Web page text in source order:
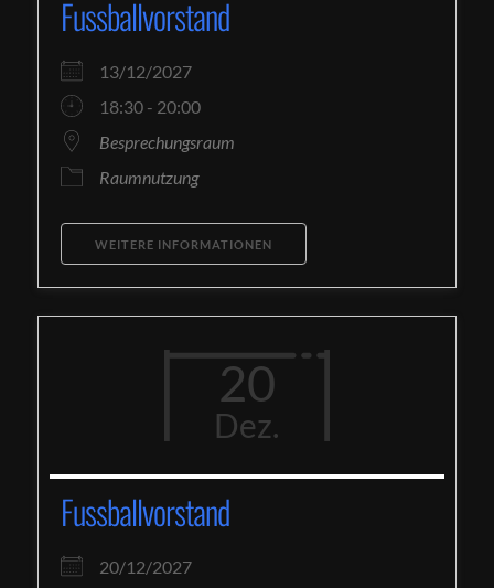
Fussballvorstand
13/12/2027
18:30 - 20:00
Besprechungsraum
Raumnutzung
WEITERE INFORMATIONEN
20
Dez.
Fussballvorstand
20/12/2027